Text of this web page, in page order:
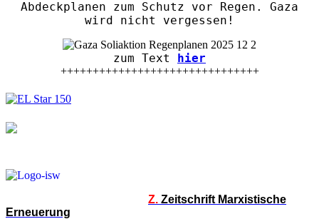
Abdeckplanen zum Schutz vor Regen. Gaza
wird nicht vergessen!
zum Text hier
+++++++++++++++++++++++++++++++
Z. Zeitschrift Marxistische
Erneuerung